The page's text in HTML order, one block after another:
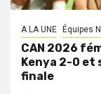
A LA UNE Équipes
CAN 2026
Kenya 2-0 et
finale